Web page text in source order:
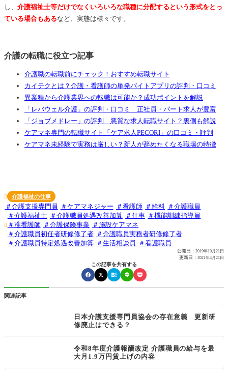
し、 介護福祉士等だけでなくいろいろな職種に分配するという形式をとっ
ている場合もあるなど、実態は様々です。
介護の転職に役立つ記事
介護職の転職前にチェック！おすすめ転職サイト
カイテクとは？介護・看護師の単発バイトアプリの評判・口コミ
異業種から介護業界への転職は可能か？成功ポイントを解説
「レバウェル介護」の評判・口コミ 正社員・パート求人が豊富
「ジョブメドレー」の評判 悪質な求人転職サイト？裏側も解説
ケアマネ専門の転職サイト「ケア求人PECORI」の口コミ・評判
ケアマネ未経験で実務は厳しい？新人が辞めたくなる職場の特徴
 介護福祉の仕事

介護支援専門員 ケアマネジャー 看護師 給料
介護職員
介護福祉士
介護職員処遇改善加算 仕事
機能訓練指導員
准看護師
介護保険事業
施設ケアマネ
介護職員初任者研修修了者
介護職員実務者研修修了者
介護職員特定処遇改善加算
生活相談員 看護職員
公開日： 2019年10月21日
更新日： 2021年4月21日
この記事を共有する
関連記事
日本介護支援専門員協会の存在意義 更新研
修廃止はできる？
令和8年度介護報酬改定 介護職員の給与を最
大月1.9万円賃上げの内容